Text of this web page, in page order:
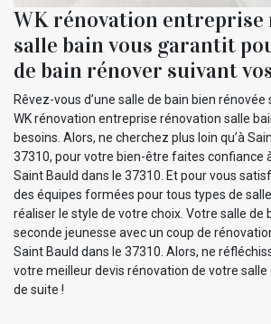
WK rénovation entreprise
salle bain vous garantit
de bain rénover suivant
Rêvez-vous d’une salle de bain bien rénovée
WK rénovation entreprise rénovation salle
besoins. Alors, ne cherchez plus loin qu’à
37310, pour votre bien-être faites confiance
Saint Bauld dans le 37310. Et pour vous
des équipes formées pour tous types de
réaliser le style de votre choix. Votre salle de
seconde jeunesse avec un coup de
Saint Bauld dans le 37310. Alors, ne
votre meilleur devis rénovation de votre
de suite !